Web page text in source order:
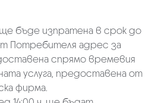
бъде изпратена в срок до
Потребителя адрес за
спрямо времевия
услуга, предоставена от
фирма.